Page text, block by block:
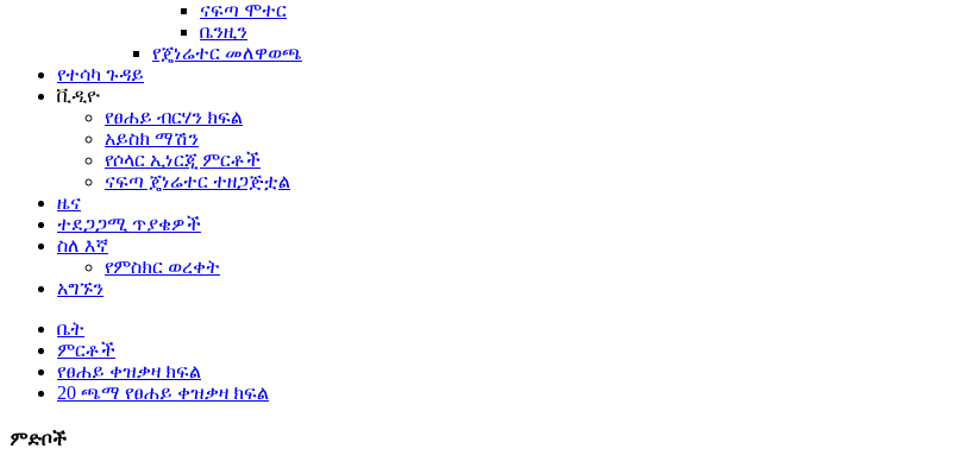
ናፍጣ ሞተር
ቤንዚን
የጄነሬተር መለዋወጫ
የተሳካ ጉዳይ
ቪዲዮ
የፀሐይ ብርሃን ክፍል
አይስክ ማሽን
የሶላር ኢነርጂ ምርቶች
ናፍጣ ጄነሬተር ተዘጋጅቷል
ዜና
ተደጋጋሚ ጥያቄዎች
ስለ እኛ
የምስክር ወረቀት
አግኙን
ቤት
ምርቶች
የፀሐይ ቀዝቃዛ ክፍል
20 ጫማ የፀሐይ ቀዝቃዛ ክፍል
ምድቦች